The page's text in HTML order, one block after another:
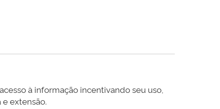
à informação incentivando seu uso,
extensão.